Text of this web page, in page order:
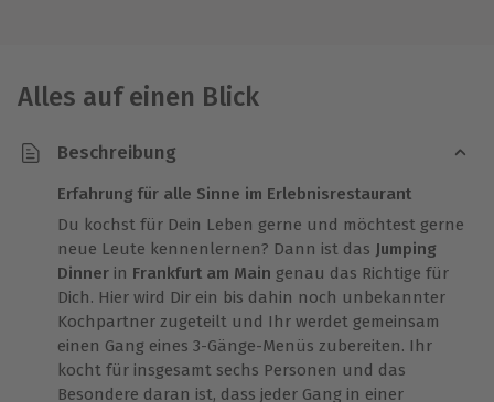
Alles auf einen Blick
Beschreibung
Erfahrung für alle Sinne im Erlebnisrestaurant
Du kochst für Dein Leben gerne und möchtest gerne
neue Leute kennenlernen? Dann ist das Jumping
Dinner in Frankfurt am Main genau das Richtige für
Dich. Hier wird Dir ein bis dahin noch unbekannter
Kochpartner zugeteilt und Ihr werdet gemeinsam
einen Gang eines 3-Gänge-Menüs zubereiten. Ihr
kocht für insgesamt sechs Personen und das
Besondere daran ist, dass jeder Gang in einer